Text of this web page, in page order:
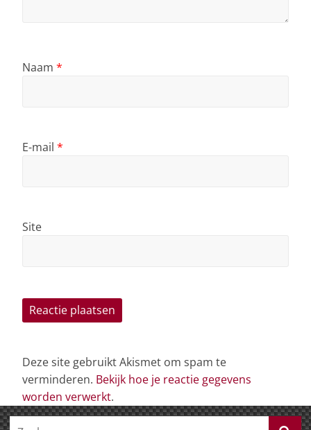
Naam *
E-mail *
Site
Deze site gebruikt Akismet om spam te
verminderen. Bekijk hoe je reactie gegevens
worden verwerkt.